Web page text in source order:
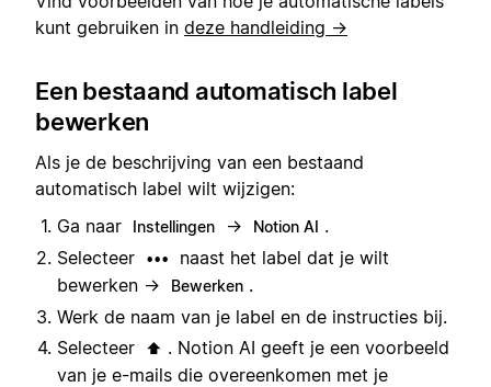
kunt gebruiken in deze handleiding →
Een bestaand automatisch label
bewerken
Als je de beschrijving van een bestaand
automatisch label wilt wijzigen:
Ga naar
Instellingen → Notion AI .
Selecteer
•••
naast het label dat je wilt
bewerken →
Bewerken .
Werk de naam van je label en de instructies bij.
Selecteer
⬆️ . Notion AI geeft je een voorbeeld
van je e-mails die overeenkomen met je